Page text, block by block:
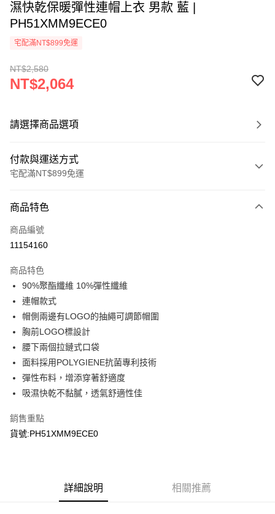
濕快乾保暖彈性連帽上衣 男款 藍 |
PH51XMM9ECE0
宅配滿NT$899免運
NT$2,580
NT$2,064
請選擇商品選項
付款與運送方式
宅配滿NT$899免運
信用卡一次付款
LINE Pay
悠遊付
Google Pay
運送方式
每筆NT$90，滿NT$899(含以上)免運費
宅配(離島)
商品特色
商品編號
11154160
商品特色
90%聚酯纖維 10%彈性纖維
連帽款式
帽側兩邊有LOGO的抽繩可調節帽圍
胸前LOGO標設計
腰下兩個拉鏈式口袋
面料採用POLYGIENE抗菌專利技術
彈性布料，增添穿著舒適度
吸濕快乾不黏膩，透氣舒適性佳
銷售重點
貨號:PH51XMM9ECE0
詳細說明 相關推薦